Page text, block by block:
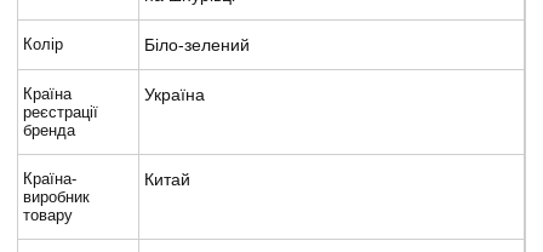
Колір Біло-зелений
Країна
реєстрації
бренда
Україна
Країна-
виробник
товару
Китай